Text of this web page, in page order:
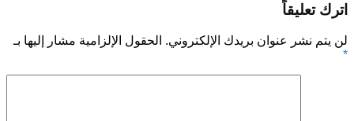
اترك تعليقاً
لن يتم نشر عنوان بريدك الإلكتروني. الحقول الإلزامية مشار إليها بـ
*